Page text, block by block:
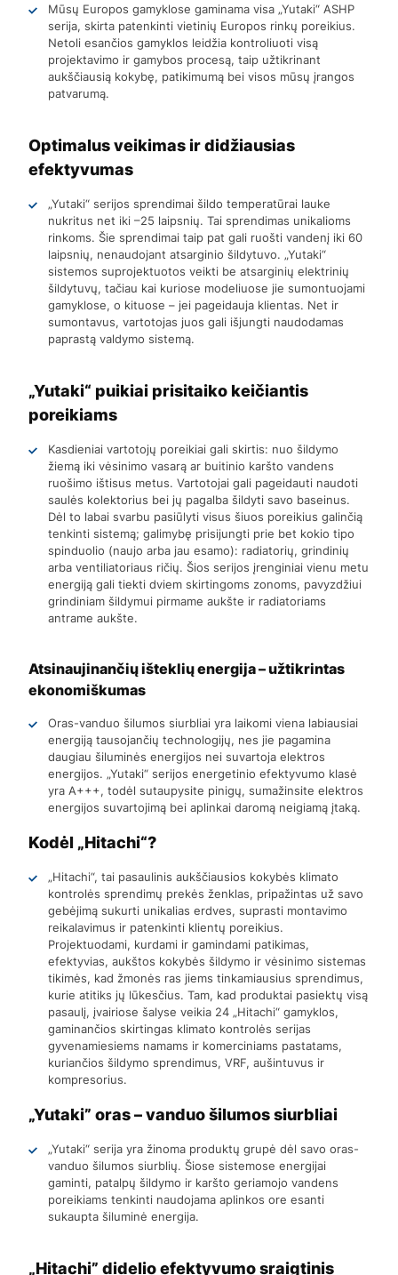
Mūsų Europos gamyklose gaminama visa „Yutaki“ ASHP
serija, skirta patenkinti vietinių Europos rinkų poreikius.
Netoli esančios gamyklos leidžia kontroliuoti visą
projektavimo ir gamybos procesą, taip užtikrinant
aukščiausią kokybę, patikimumą bei visos mūsų įrangos
patvarumą.
Optimalus veikimas ir didžiausias
efektyvumas
„Yutaki“ serijos sprendimai šildo temperatūrai lauke
nukritus net iki –25 laipsnių. Tai sprendimas unikalioms
rinkoms. Šie sprendimai taip pat gali ruošti vandenį iki 60
laipsnių, nenaudojant atsarginio šildytuvo. „Yutaki“
sistemos suprojektuotos veikti be atsarginių elektrinių
šildytuvų, tačiau kai kuriose modeliuose jie sumontuojami
gamyklose, o kituose – jei pageidauja klientas. Net ir
sumontavus, vartotojas juos gali išjungti naudodamas
paprastą valdymo sistemą.
„Yutaki“ puikiai prisitaiko keičiantis
poreikiams
Kasdieniai vartotojų poreikiai gali skirtis: nuo šildymo
žiemą iki vėsinimo vasarą ar buitinio karšto vandens
ruošimo ištisus metus. Vartotojai gali pageidauti naudoti
saulės kolektorius bei jų pagalba šildyti savo baseinus.
Dėl to labai svarbu pasiūlyti visus šiuos poreikius galinčią
tenkinti sistemą; galimybę prisijungti prie bet kokio tipo
spinduolio (naujo arba jau esamo): radiatorių, grindinių
arba ventiliatoriaus ričių. Šios serijos įrenginiai vienu metu
energiją gali tiekti dviem skirtingoms zonoms, pavyzdžiui
grindiniam šildymui pirmame aukšte ir radiatoriams
antrame aukšte.
Atsinaujinančių išteklių energija – užtikrintas
ekonomiškumas
Oras-vanduo šilumos siurbliai yra laikomi viena labiausiai
energiją tausojančių technologijų, nes jie pagamina
daugiau šiluminės energijos nei suvartoja elektros
energijos. „Yutaki“ serijos energetinio efektyvumo klasė
yra A+++, todėl sutaupysite pinigų, sumažinsite elektros
energijos suvartojimą bei aplinkai daromą neigiamą įtaką.
Kodėl „Hitachi“?
„Hitachi“, tai pasaulinis aukščiausios kokybės klimato
kontrolės sprendimų prekės ženklas, pripažintas už savo
gebėjimą sukurti unikalias erdves, suprasti montavimo
reikalavimus ir patenkinti klientų poreikius.
Projektuodami, kurdami ir gamindami patikimas,
efektyvias, aukštos kokybės šildymo ir vėsinimo sistemas
tikimės, kad žmonės ras jiems tinkamiausius sprendimus,
kurie atitiks jų lūkesčius. Tam, kad produktai pasiektų visą
pasaulį, įvairiose šalyse veikia 24 „Hitachi“ gamyklos,
gaminančios skirtingas klimato kontrolės serijas
gyvenamiesiems namams ir komerciniams pastatams,
kuriančios šildymo sprendimus, VRF, aušintuvus ir
kompresorius.
„Yutaki” oras – vanduo šilumos siurbliai
„Yutaki“ serija yra žinoma produktų grupė dėl savo oras-
vanduo šilumos siurblių. Šiose sistemose energijai
gaminti, patalpų šildymo ir karšto geriamojo vandens
poreikiams tenkinti naudojama aplinkos ore esanti
sukaupta šiluminė energija.
„Hitachi” didelio efektyvumo sraigtinis